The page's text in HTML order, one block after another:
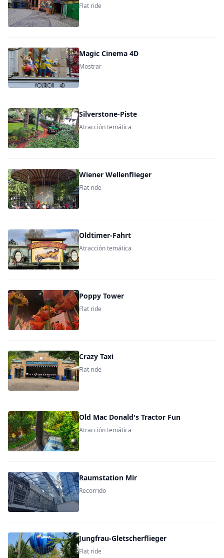
Flat ride
Magic Cinema 4D
Mostrar
Silverstone-Piste
Atracción temática
Wiener Wellenflieger
Flat ride
Oldtimer-Fahrt
Atracción temática
Poppy Tower
Flat ride
Crazy Taxi
Flat ride
Old Mac Donald's Tractor Fun
Atracción temática
Raumstation Mir
Recorrido
Jungfrau-Gletscherflieger
Flat ride